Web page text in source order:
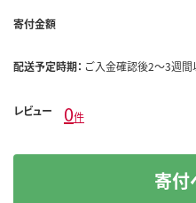
寄付金額
配送予定時期： ご入金確認後2～3週間
レビュー 0件
寄付